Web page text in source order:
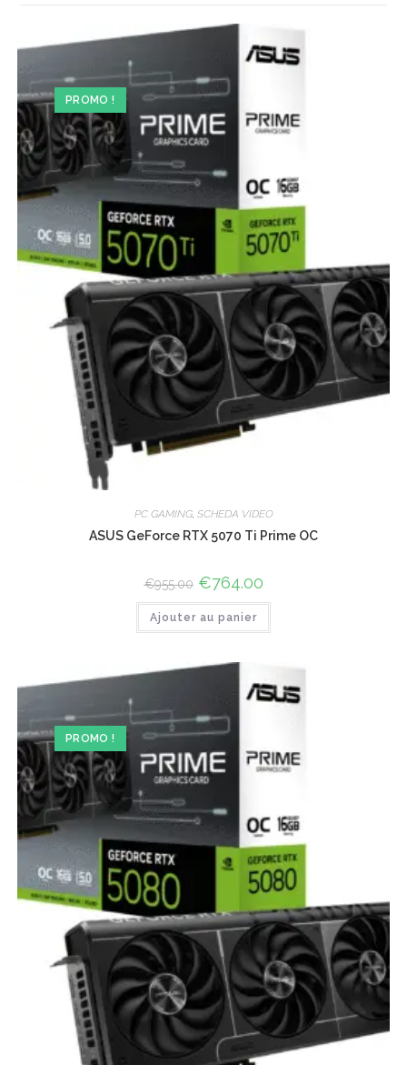
PROMO !
PC GAMING, SCHEDA VIDEO
ASUS GeForce RTX 5070 Ti Prime OC
€955.00 Le
prix
initial
était :
€955.00.
€764.00Le
actuel
€764.00.
Ajouter au panier
PROMO !